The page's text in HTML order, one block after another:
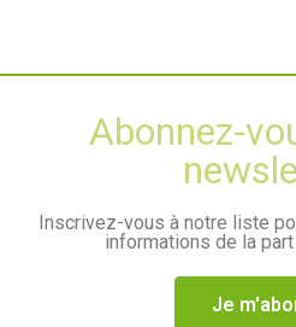
Abonnez-
Inscrivez-vous à notre liste
informations de la
Je